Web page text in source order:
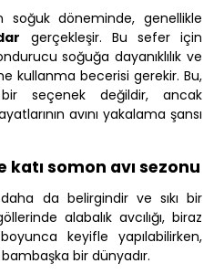
soğuk döneminde, genellikle
gerçekleşir. Bu sefer için
soğuğa dayanıklılık ve
kullanma becerisi gerekir. Bu,
seçenek değildir, ancak
avını yakalama şansı
katı somon avı sezonu
da belirgindir ve sıkı bir
alabalık avcılığı, biraz
keyifle yapılabilirken,
bir dünyadır.